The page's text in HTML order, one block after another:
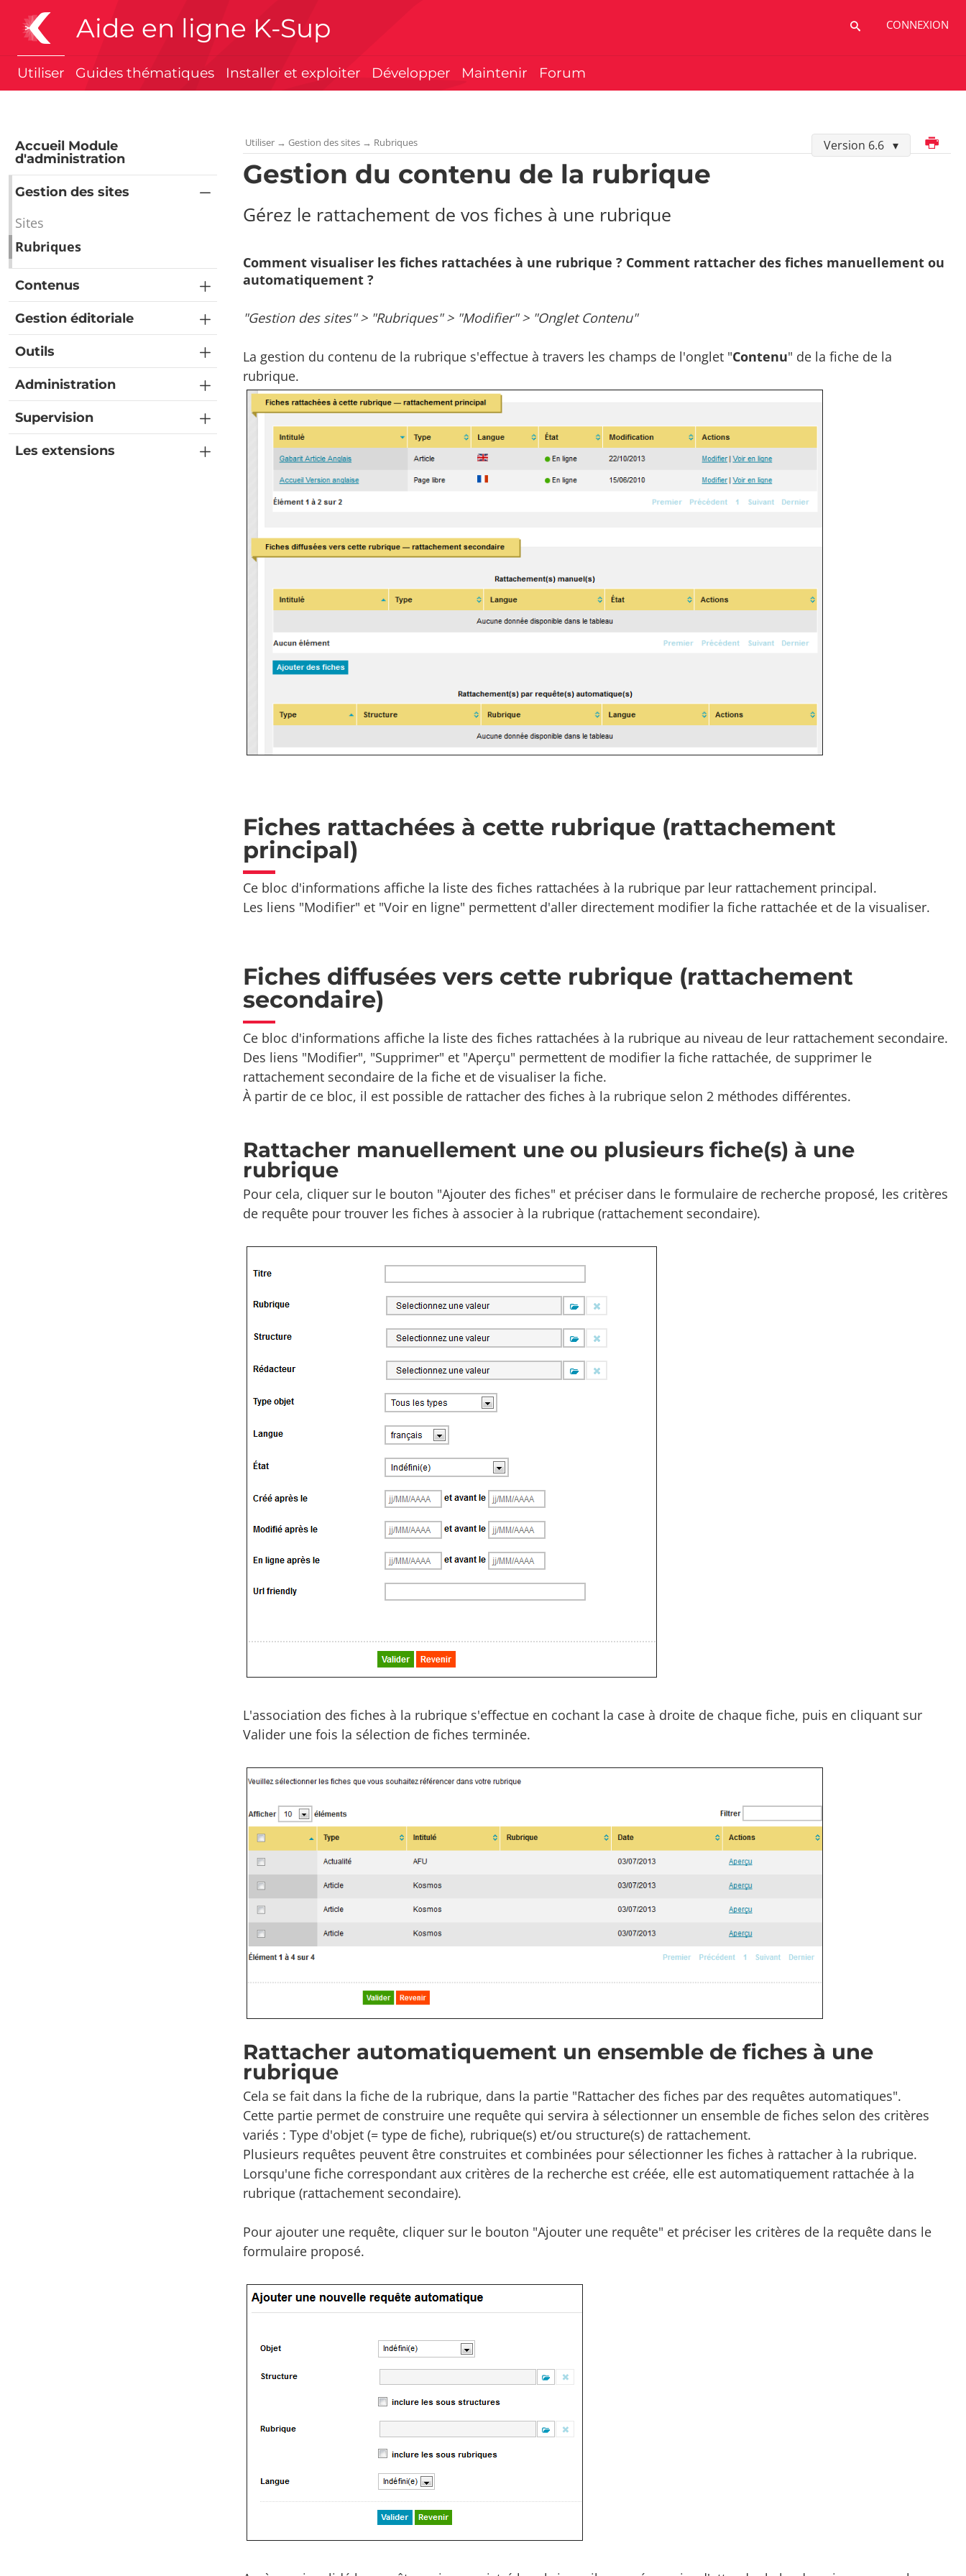
Aide en ligne K-Sup CONNEXION
Utiliser Guides thématiques Installer et exploiter Développer Maintenir Forum
Accueil Module
d'administration
Gestion des sites
Sites
Rubriques
Contenus
Gestion éditoriale
Outils
Administration
Supervision
Les extensions
Version 6.6Imprimer
Utiliser →Gestion des sites → Rubriques
Gestion du contenu de la rubrique
Gérez le rattachement de vos fiches à une rubrique
Comment visualiser les fiches rattachées à une rubrique ? Comment rattacher des fiches manuellement ou
automatiquement ?
"Gestion des sites" > "Rubriques" > "Modifier" > "Onglet Contenu"
La gestion du contenu de la rubrique s'effectue à travers les champs de l'onglet "Contenu" de la fiche de la
rubrique.
Fiches rattachées à cette rubrique (rattachement
principal)
Ce bloc d'informations affiche la liste des fiches rattachées à la rubrique par leur rattachement principal.
Les liens "Modifier" et "Voir en ligne" permettent d'aller directement modifier la fiche rattachée et de la visualiser.
Fiches diffusées vers cette rubrique (rattachement
secondaire)
Ce bloc d'informations affiche la liste des fiches rattachées à la rubrique au niveau de leur rattachement secondaire.
Des liens "Modifier", "Supprimer" et "Aperçu" permettent de modifier la fiche rattachée, de supprimer le
rattachement secondaire de la fiche et de visualiser la fiche.
À partir de ce bloc, il est possible de rattacher des fiches à la rubrique selon 2 méthodes différentes.
Rattacher manuellement une ou plusieurs fiche(s) à une
rubrique
Pour cela, cliquer sur le bouton "Ajouter des fiches" et préciser dans le formulaire de recherche proposé, les critères
de requête pour trouver les fiches à associer à la rubrique (rattachement secondaire).
L'association des fiches à la rubrique s'effectue en cochant la case à droite de chaque fiche, puis en cliquant sur
Valider une fois la sélection de fiches terminée.
Rattacher automatiquement un ensemble de fiches à une
rubrique
Cela se fait dans la fiche de la rubrique, dans la partie "Rattacher des fiches par des requêtes automatiques".
Cette partie permet de construire une requête qui servira à sélectionner un ensemble de fiches selon des critères
variés : Type d'objet (= type de fiche), rubrique(s) et/ou structure(s) de rattachement.
Plusieurs requêtes peuvent être construites et combinées pour sélectionner les fiches à rattacher à la rubrique.
Lorsqu'une fiche correspondant aux critères de la recherche est créée, elle est automatiquement rattachée à la
rubrique (rattachement secondaire).
Pour ajouter une requête, cliquer sur le bouton "Ajouter une requête" et préciser les critères de la requête dans le
formulaire proposé.